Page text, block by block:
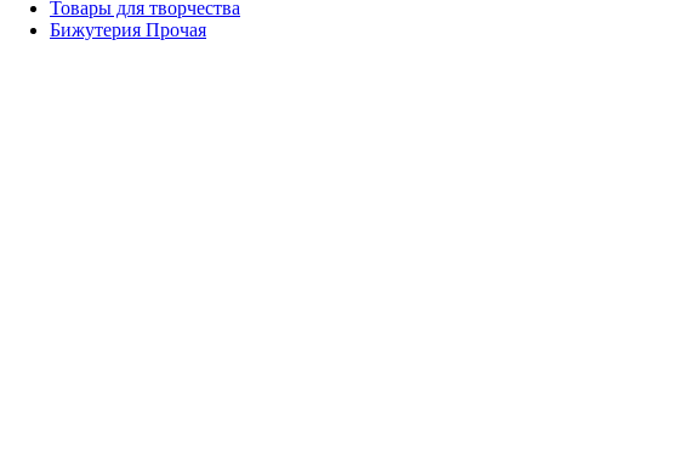
Товары для творчества
Бижутерия Прочая